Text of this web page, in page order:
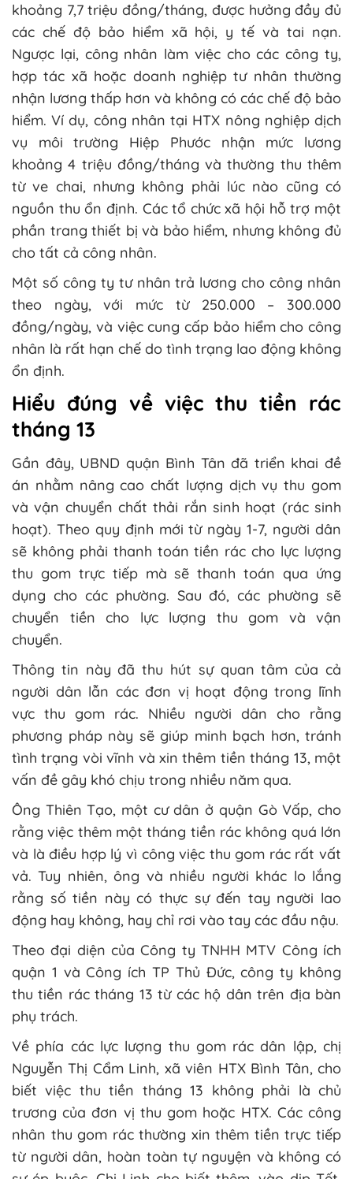
khoảng 7,7 triệu đồng/tháng, được hưởng đầy đủ
các chế độ bảo hiểm xã hội, y tế và tai nạn.
Ngược lại, công nhân làm việc cho các công ty,
hợp tác xã hoặc doanh nghiệp tư nhân thường
nhận lương thấp hơn và không có các chế độ bảo
hiểm. Ví dụ, công nhân tại HTX nông nghiệp dịch
vụ môi trường Hiệp Phước nhận mức lương
khoảng 4 triệu đồng/tháng và thường thu thêm
từ ve chai, nhưng không phải lúc nào cũng có
nguồn thu ổn định. Các tổ chức xã hội hỗ trợ một
phần trang thiết bị và bảo hiểm, nhưng không đủ
cho tất cả công nhân.
Một số công ty tư nhân trả lương cho công nhân
theo ngày, với mức từ 250.000 – 300.000
đồng/ngày, và việc cung cấp bảo hiểm cho công
nhân là rất hạn chế do tình trạng lao động không
ổn định.
Hiểu đúng về việc thu tiền rác
tháng 13
Gần đây, UBND quận Bình Tân đã triển khai đề
án nhằm nâng cao chất lượng dịch vụ thu gom
và vận chuyển chất thải rắn sinh hoạt (rác sinh
hoạt). Theo quy định mới từ ngày 1-7, người dân
sẽ không phải thanh toán tiền rác cho lực lượng
thu gom trực tiếp mà sẽ thanh toán qua ứng
dụng cho các phường. Sau đó, các phường sẽ
chuyển tiền cho lực lượng thu gom và vận
chuyển.
Thông tin này đã thu hút sự quan tâm của cả
người dân lẫn các đơn vị hoạt động trong lĩnh
vực thu gom rác. Nhiều người dân cho rằng
phương pháp này sẽ giúp minh bạch hơn, tránh
tình trạng vòi vĩnh và xin thêm tiền tháng 13, một
vấn đề gây khó chịu trong nhiều năm qua.
Ông Thiên Tạo, một cư dân ở quận Gò Vấp, cho
rằng việc thêm một tháng tiền rác không quá lớn
và là điều hợp lý vì công việc thu gom rác rất vất
vả. Tuy nhiên, ông và nhiều người khác lo lắng
rằng số tiền này có thực sự đến tay người lao
động hay không, hay chỉ rơi vào tay các đầu nậu.
Theo đại diện của Công ty TNHH MTV Công ích
quận 1 và Công ích TP Thủ Đức, công ty không
thu tiền rác tháng 13 từ các hộ dân trên địa bàn
phụ trách.
Về phía các lực lượng thu gom rác dân lập, chị
Nguyễn Thị Cẩm Linh, xã viên HTX Bình Tân, cho
biết việc thu tiền tháng 13 không phải là chủ
trương của đơn vị thu gom hoặc HTX. Các công
nhân thu gom rác thường xin thêm tiền trực tiếp
từ người dân, hoàn toàn tự nguyện và không có